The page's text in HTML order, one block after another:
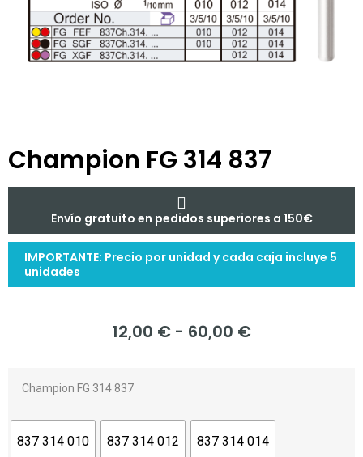
Champion FG 314 837
Envío gratuito en pedidos superiores a 150€
IMPORTANTE: Precio por unidad y cada caja incluye 5
unidades
12,00 € - 60,00 €
Champion FG 314 837
837 314 010 837 314 012 837 314 014